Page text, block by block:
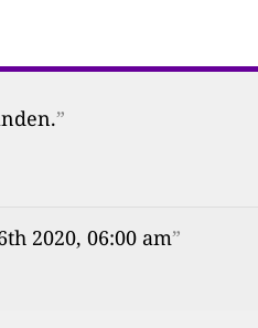
”
2020, 06:00 am”